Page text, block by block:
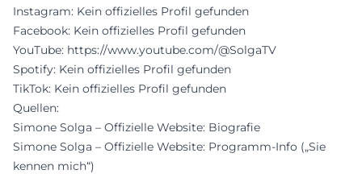
Instagram: Kein offizielles Profil gefunden
Facebook: Kein offizielles Profil gefunden
YouTube: https://www.youtube.com/@SolgaTV
Spotify: Kein offizielles Profil gefunden
TikTok: Kein offizielles Profil gefunden
Quellen:
Simone Solga – Offizielle Website: Biografie
Simone Solga – Offizielle Website: Programm-Info („Sie
kennen mich“)